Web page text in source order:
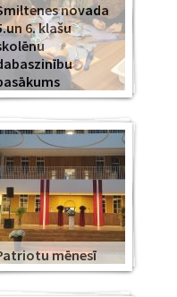
novada
6. klašu
mēnesī